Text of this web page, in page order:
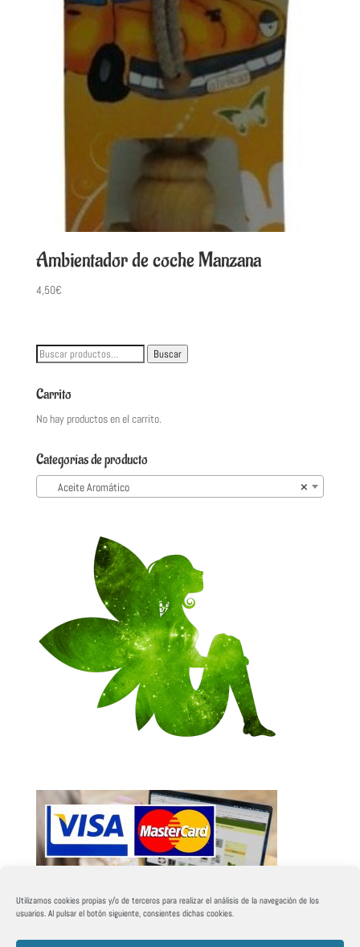
Utilizamos cookies propias y/o de terceros para realizar el análisis de la navegación de los
usuarios. Al pulsar el botón siguiente, consientes dichas cookies.
Ambientador de coche Manzana
4,50€
Buscar
Buscar
Carrito
No hay productos en el carrito.
Categorías de producto
×
Aceite Aromático